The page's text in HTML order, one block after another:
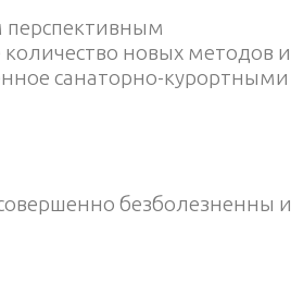
новых методов и
санаторно-курортными
безболезненны и